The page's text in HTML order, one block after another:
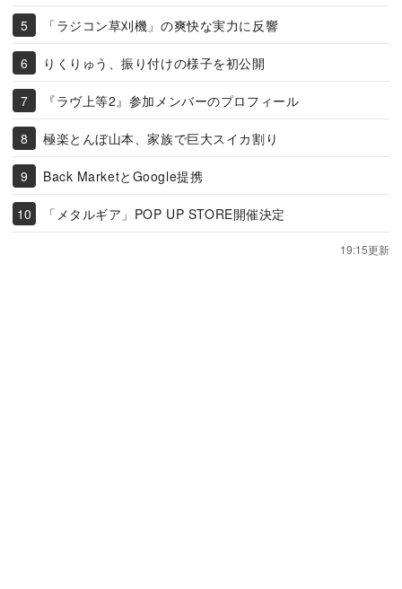
「ラジコン草刈機」の爽快な実力に反響
りくりゅう、振り付けの様子を初公開
『ラヴ上等2』参加メンバーのプロフィール
極楽とんぼ山本、家族で巨大スイカ割り
Back MarketとGoogle提携
「メタルギア」POP UP STORE開催決定
19:15更新